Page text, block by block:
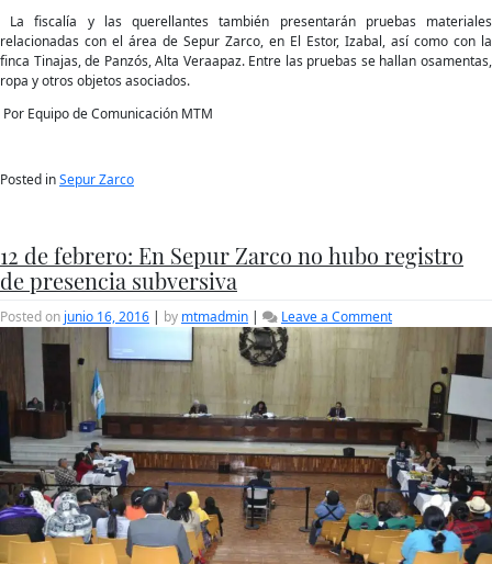
La fiscalía y las querellantes también presentarán pruebas materiales
relacionadas con el área de Sepur Zarco, en El Estor, Izabal, así como con la
finca Tinajas, de Panzós, Alta Veraapaz. Entre las pruebas se hallan osamentas,
ropa y otros objetos asociados.
Por Equipo de Comunicación MTM
Posted inSepur Zarco
12 de febrero: En Sepur Zarco no hubo registro
de presencia subversiva
Posted on junio 16, 2016 | by mtmadmin | Leave a Commenton
Sepur
Zarco
no
hubo
registro
de
presencia
subversiva